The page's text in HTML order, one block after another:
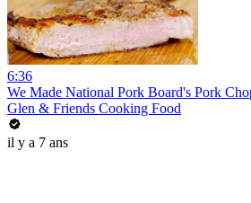
6:36
We Made National Pork Board's Pork
Glen & Friends Cooking Food
il y a 7 ans